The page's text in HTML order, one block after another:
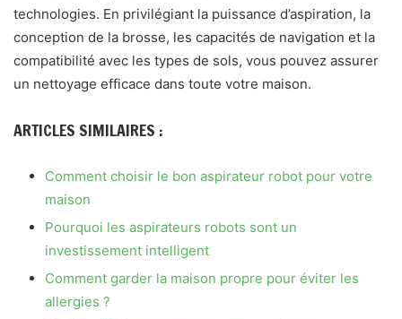
technologies. En privilégiant la puissance d’aspiration, la
conception de la brosse, les capacités de navigation et la
compatibilité avec les types de sols, vous pouvez assurer
un nettoyage efficace dans toute votre maison.
ARTICLES SIMILAIRES :
Comment choisir le bon aspirateur robot pour votre
maison
Pourquoi les aspirateurs robots sont un
investissement intelligent
Comment garder la maison propre pour éviter les
allergies ?